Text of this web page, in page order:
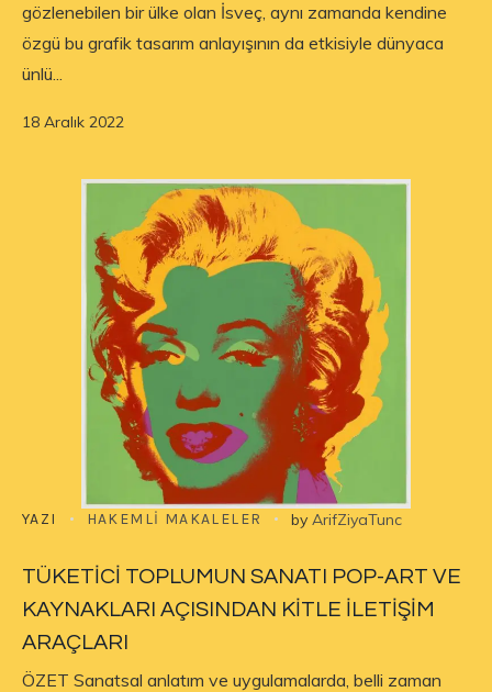
gözlenebilen bir ülke olan İsveç, aynı zamanda kendine
özgü bu grafik tasarım anlayışının da etkisiyle dünyaca
ünlü...
18 Aralık 2022
YAZI HAKEMLI MAKALELER byArifZiyaTunc
TÜKETİCİ TOPLUMUN SANATI POP-ART VE
KAYNAKLARI AÇISINDAN KİTLE İLETİŞİM
ARAÇLARI
ÖZET Sanatsal anlatım ve uygulamalarda, belli zaman